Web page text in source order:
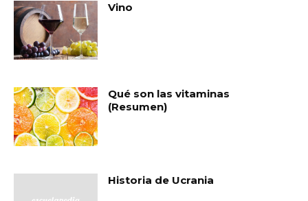
Vino
Qué son las vitaminas
(Resumen)
Historia de Ucrania